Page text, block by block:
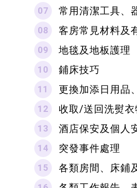
常用清潔工具、
客房常見材料及
地毯及地板護理
鋪床技巧
更換加添日用品
收取/送回洗熨衣
酒店保安及個人
突發事件處理
各類房間、床鋪